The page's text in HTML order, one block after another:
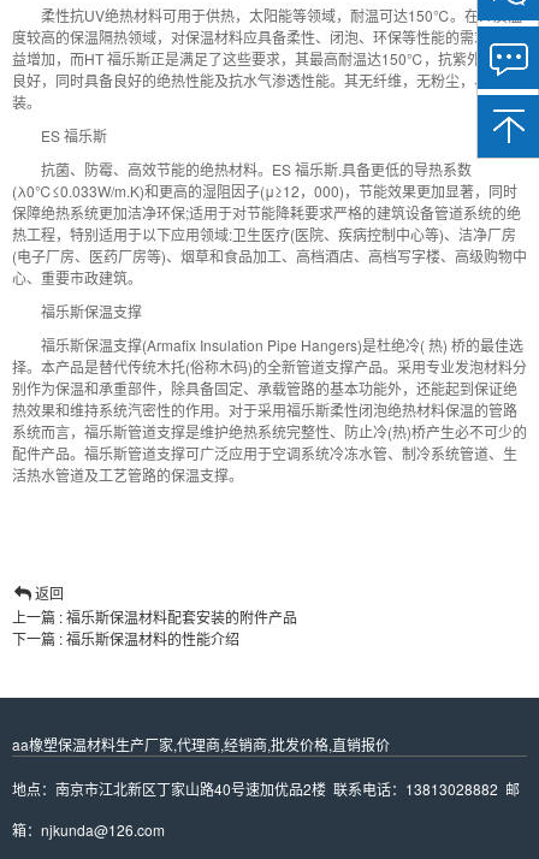
柔性抗UV绝热材料可用于供热，太阳能等领域，耐温可达150℃。在介质温
度较高的保温隔热领域，对保温材料应具备柔性、闭泡、环保等性能的需求正日
益增加，而HT 福乐斯正是满足了这些要求，其最高耐温达150℃，抗紫外线性能
良好，同时具备良好的绝热性能及抗水气渗透性能。其无纤维，无粉尘，易于安
装。
ES 福乐斯
抗菌、防霉、高效节能的绝热材料。ES 福乐斯.具备更低的导热系数
(λ0℃≤0.033W/m.K)和更高的湿阻因子(μ≥12，000)，节能效果更加显著，同时
保障绝热系统更加洁净环保;适用于对节能降耗要求严格的建筑设备管道系统的绝
热工程，特别适用于以下应用领域:卫生医疗(医院、疾病控制中心等)、洁净厂房
(电子厂房、医药厂房等)、烟草和食品加工、高档酒店、高档写字楼、高级购物中
心、重要市政建筑。
福乐斯保温支撑
福乐斯保温支撑(Armafix Insulation Pipe Hangers)是杜绝冷( 热) 桥的最佳选
择。本产品是替代传统木托(俗称木码)的全新管道支撑产品。采用专业发泡材料分
别作为保温和承重部件，除具备固定、承载管路的基本功能外，还能起到保证绝
热效果和维持系统汽密性的作用。对于采用福乐斯柔性闭泡绝热材料保温的管路
系统而言，福乐斯管道支撑是维护绝热系统完整性、防止冷(热)桥产生必不可少的
配件产品。福乐斯管道支撑可广泛应用于空调系统冷冻水管、制冷系统管道、生
活热水管道及工艺管路的保温支撑。
返回
上一篇 : 福乐斯保温材料配套安装的附件产品
下一篇 : 福乐斯保温材料的性能介绍
aa橡塑保温材料生产厂家,代理商,经销商,批发价格,直销报价
地点：南京市江北新区丁家山路40号速加优品2楼 联系电话：13813028882 邮
箱：njkunda@126.com
信
扫
一
扫
们